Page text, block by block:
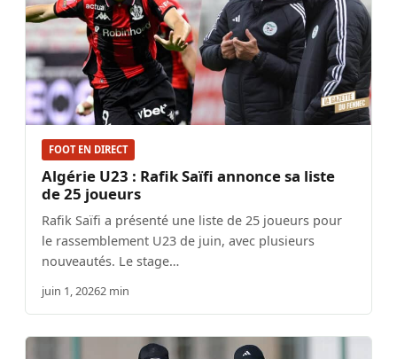
FOOT EN DIRECT
Algérie U23 : Rafik Saïfi annonce sa liste
de 25 joueurs
Rafik Saïfi a présenté une liste de 25 joueurs pour
le rassemblement U23 de juin, avec plusieurs
nouveautés. Le stage…
juin 1, 20262 min